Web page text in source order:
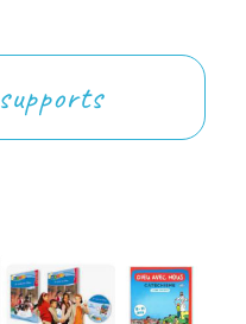
supports